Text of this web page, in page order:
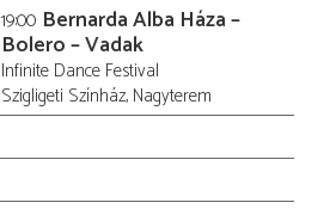
19:00 Bernarda Alba Háza –
Bolero – Vadak
Infinite Dance Festival
Szigligeti Színház, Nagyterem